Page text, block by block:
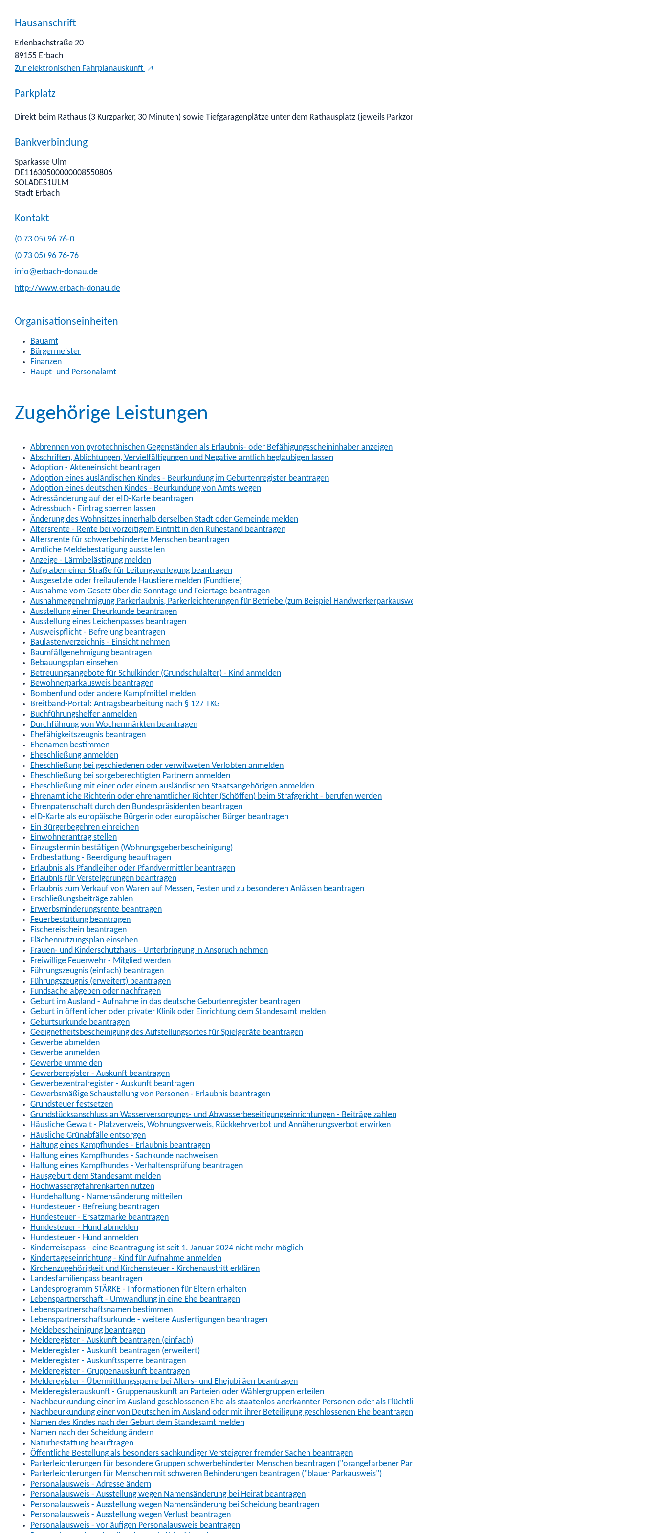
Hausanschrift
Erlenbachstraße 20
89155 Erbach
Zur elektronischen Fahrplanauskunft
Parkplatz
Direkt beim Rathaus (3 Kurzparker, 30 Minuten) sowie Tiefgaragenplätze unter dem Rathausplatz (jeweils Parkzone 90 Minuten),
Bankverbindung
Sparkasse Ulm
DE11630500000008550806
SOLADES1ULM
Stadt Erbach
Kontakt
(0 73 05) 96 76-0
(0 73 05) 96 76-76
info@erbach-donau.de
http://www.erbach-donau.de
Organisationseinheiten
Bauamt
Bürgermeister
Finanzen
Haupt- und Personalamt
Zugehörige Leistungen
Abbrennen von pyrotechnischen Gegenständen als Erlaubnis- oder Befähigungsscheininhaber anzeigen
Abschriften, Ablichtungen, Vervielfältigungen und Negative amtlich beglaubigen lassen
Adoption - Akteneinsicht beantragen
Adoption eines ausländischen Kindes - Beurkundung im Geburtenregister beantragen
Adoption eines deutschen Kindes - Beurkundung von Amts wegen
Adressänderung auf der eID-Karte beantragen
Adressbuch - Eintrag sperren lassen
Änderung des Wohnsitzes innerhalb derselben Stadt oder Gemeinde melden
Altersrente - Rente bei vorzeitigem Eintritt in den Ruhestand beantragen
Altersrente für schwerbehinderte Menschen beantragen
Amtliche Meldebestätigung ausstellen
Anzeige - Lärmbelästigung melden
Aufgraben einer Straße für Leitungsverlegung beantragen
Ausgesetzte oder freilaufende Haustiere melden (Fundtiere)
Ausnahme vom Gesetz über die Sonntage und Feiertage beantragen
Ausnahmegenehmigung Parkerlaubnis, Parkerleichterungen für Betriebe (zum Beispiel Handwerkerparkausweis)
Ausstellung einer Eheurkunde beantragen
Ausstellung eines Leichenpasses beantragen
Ausweispflicht - Befreiung beantragen
Baulastenverzeichnis - Einsicht nehmen
Baumfällgenehmigung beantragen
Bebauungsplan einsehen
Betreuungsangebote für Schulkinder (Grundschulalter) - Kind anmelden
Bewohnerparkausweis beantragen
Bombenfund oder andere Kampfmittel melden
Breitband-Portal: Antragsbearbeitung nach § 127 TKG
Buchführungshelfer anmelden
Durchführung von Wochenmärkten beantragen
Ehefähigkeitszeugnis beantragen
Ehenamen bestimmen
Eheschließung anmelden
Eheschließung bei geschiedenen oder verwitweten Verlobten anmelden
Eheschließung bei sorgeberechtigten Partnern anmelden
Eheschließung mit einer oder einem ausländischen Staatsangehörigen anmelden
Ehrenamtliche Richterin oder ehrenamtlicher Richter (Schöffen) beim Strafgericht - berufen werden
Ehrenpatenschaft durch den Bundespräsidenten beantragen
eID-Karte als europäische Bürgerin oder europäischer Bürger beantragen
Ein Bürgerbegehren einreichen
Einwohnerantrag stellen
Einzugstermin bestätigen (Wohnungsgeberbescheinigung)
Erdbestattung - Beerdigung beauftragen
Erlaubnis als Pfandleiher oder Pfandvermittler beantragen
Erlaubnis für Versteigerungen beantragen
Erlaubnis zum Verkauf von Waren auf Messen, Festen und zu besonderen Anlässen beantragen
Erschließungsbeiträge zahlen
Erwerbsminderungsrente beantragen
Feuerbestattung beantragen
Fischereischein beantragen
Flächennutzungsplan einsehen
Frauen- und Kinderschutzhaus - Unterbringung in Anspruch nehmen
Freiwillige Feuerwehr - Mitglied werden
Führungszeugnis (einfach) beantragen
Führungszeugnis (erweitert) beantragen
Fundsache abgeben oder nachfragen
Geburt im Ausland - Aufnahme in das deutsche Geburtenregister beantragen
Geburt in öffentlicher oder privater Klinik oder Einrichtung dem Standesamt melden
Geburtsurkunde beantragen
Geeignetheitsbescheinigung des Aufstellungsortes für Spielgeräte beantragen
Gewerbe abmelden
Gewerbe anmelden
Gewerbe ummelden
Gewerberegister - Auskunft beantragen
Gewerbezentralregister - Auskunft beantragen
Gewerbsmäßige Schaustellung von Personen - Erlaubnis beantragen
Grundsteuer festsetzen
Grundstücksanschluss an Wasserversorgungs- und Abwasserbeseitigungseinrichtungen - Beiträge zahlen
Häusliche Gewalt - Platzverweis, Wohnungsverweis, Rückkehrverbot und Annäherungsverbot erwirken
Häusliche Grünabfälle entsorgen
Haltung eines Kampfhundes - Erlaubnis beantragen
Haltung eines Kampfhundes - Sachkunde nachweisen
Haltung eines Kampfhundes - Verhaltensprüfung beantragen
Hausgeburt dem Standesamt melden
Hochwassergefahrenkarten nutzen
Hundehaltung - Namensänderung mitteilen
Hundesteuer - Befreiung beantragen
Hundesteuer - Ersatzmarke beantragen
Hundesteuer - Hund abmelden
Hundesteuer - Hund anmelden
Kinderreisepass - eine Beantragung ist seit 1. Januar 2024 nicht mehr möglich
Kindertageseinrichtung - Kind für Aufnahme anmelden
Kirchenzugehörigkeit und Kirchensteuer - Kirchenaustritt erklären
Landesfamilienpass beantragen
Landesprogramm STÄRKE - Informationen für Eltern erhalten
Lebenspartnerschaft - Umwandlung in eine Ehe beantragen
Lebenspartnerschaftsnamen bestimmen
Lebenspartnerschaftsurkunde - weitere Ausfertigungen beantragen
Meldebescheinigung beantragen
Melderegister - Auskunft beantragen (einfach)
Melderegister - Auskunft beantragen (erweitert)
Melderegister - Auskunftssperre beantragen
Melderegister - Gruppenauskunft beantragen
Melderegister - Übermittlungssperre bei Alters- und Ehejubiläen beantragen
Melderegisterauskunft - Gruppenauskunft an Parteien oder Wählergruppen erteilen
Nachbeurkundung einer im Ausland geschlossenen Ehe als staatenlos anerkannter Personen oder als Flüchtling anerkannter Personen oder mit ihrer Beteiligung beantragen
Nachbeurkundung einer von Deutschen im Ausland oder mit ihrer Beteiligung geschlossenen Ehe beantragen
Namen des Kindes nach der Geburt dem Standesamt melden
Namen nach der Scheidung ändern
Naturbestattung beauftragen
Öffentliche Bestellung als besonders sachkundiger Versteigerer fremder Sachen beantragen
Parkerleichterungen für besondere Gruppen schwerbehinderter Menschen beantragen ("orangefarbener Parkausweis")
Parkerleichterungen für Menschen mit schweren Behinderungen beantragen ("blauer Parkausweis")
Personalausweis - Adresse ändern
Personalausweis - Ausstellung wegen Namensänderung bei Heirat beantragen
Personalausweis - Ausstellung wegen Namensänderung bei Scheidung beantragen
Personalausweis - Ausstellung wegen Verlust beantragen
Personalausweis - vorläufigen Personalausweis beantragen